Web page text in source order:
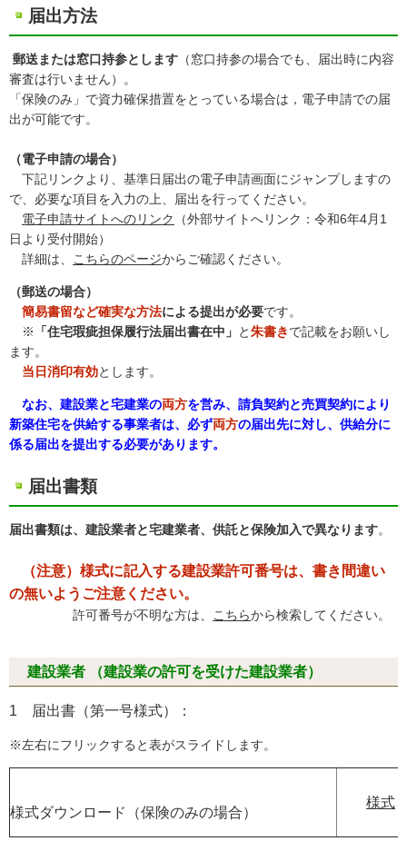
届出方法
郵送または窓口持参とします （窓口持参の場合でも、届出時に内容
審査は行いません）。
「保険のみ」で資力確保措置をとっている場合は，電子申請での届
出が可能です。
（電子申請の場合）
下記リンクより、基準日届出の電子申請画面にジャンプしますの
で、必要な項目を入力の上、届出を行ってください。
電子申請サイトへのリンク
（外部サイトへリンク：令和6年4月1
日より受付開始）
詳細は、
こちらのページからご確認ください。
（郵送の場合）
簡易書留など確実な方法による提出が必要です。
※
「住宅瑕疵担保履行法届出書在中」 と朱書きで記載をお願いし
ます。
当日消印有効とします。
なお、 建設業と宅建業の両方を営み、請負契約と売買契約により
新築住宅を供給する事業者は、必ず両方の届出先に対し、供給分に
係る届出を提出する必要があります。
届出書類
届出書類は、建設業者と宅建業者、供託と保険加入で異なります。
（注意）様式に記入する建設業許可番号は、書き間違い
の無いようご注意ください。
許可番号が不明な方は、 こちらから検索してください。
建設業者 （建設業の許可を受けた建設業者）
1 届出書（第一号様式）：
※左右にフリックすると表がスライドします。
様式ダウンロード（保険のみの場合）
様式